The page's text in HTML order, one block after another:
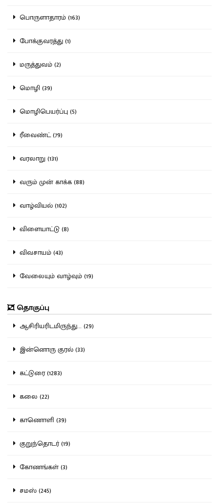
பொருளாதாரம் (163)
போக்குவரத்து (1)
மருத்துவம் (2)
மொழி (39)
மொழிபெயர்ப்பு (5)
ரீவைண்ட் (79)
வரலாறு (131)
வரும் முன் காக்க (88)
வாழ்வியல் (102)
விளையாட்டு (8)
விவசாயம் (43)
வேலையும் வாழ்வும் (19)
தொகுப்பு
ஆசிரியரிடமிருந்து... (29)
இன்னொரு குரல் (33)
கட்டுரை (1283)
கலை (22)
காணொளி (39)
குறுந்தொடர் (19)
கோணங்கள் (3)
சமஸ் (245)